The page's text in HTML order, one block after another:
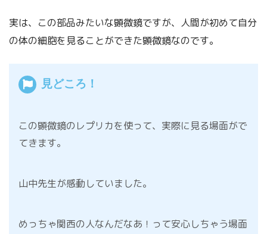
実は、この部品みたいな顕微鏡ですが、人間が初めて自分
の体の細胞を見ることができた顕微鏡なのです。
見どころ！
この顕微鏡のレプリカを使って、実際に見る場面がで
てきます。
山中先生が感動していました。
めっちゃ関西の人なんだなあ！って安心しちゃう場面